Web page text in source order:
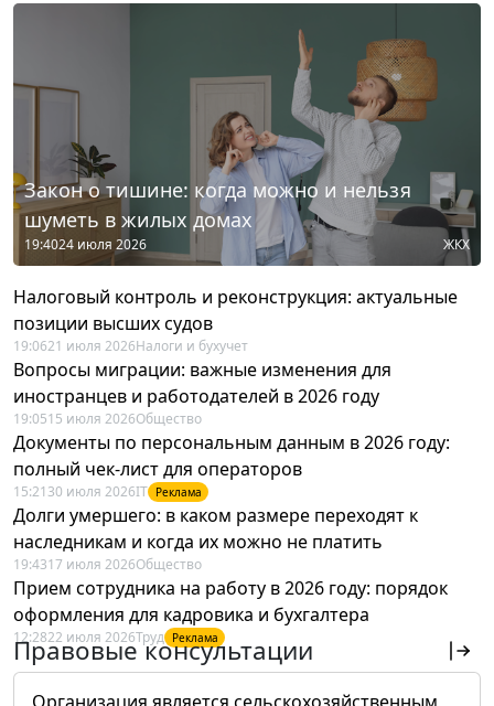
Закон о тишине: когда можно и нельзя
шуметь в жилых домах
19:4024 июля 2026 ЖКХ
Налоговый контроль и реконструкция: актуальные
позиции высших судов
19:0621 июля 2026Налоги и бухучет
Вопросы миграции: важные изменения для
иностранцев и работодателей в 2026 году
19:0515 июля 2026Общество
Документы по персональным данным в 2026 году:
полный чек-лист для операторов
15:21 30 июля 2026IT Реклама
Долги умершего: в каком размере переходят к
наследникам и когда их можно не платить
19:4317 июля 2026Общество
Прием сотрудника на работу в 2026 году: порядок
оформления для кадровика и бухгалтера
12:2822 июля 2026Труд Реклама
Правовые консультации